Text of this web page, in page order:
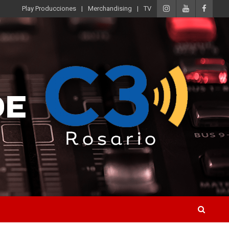
Play Producciones Merchandising TV